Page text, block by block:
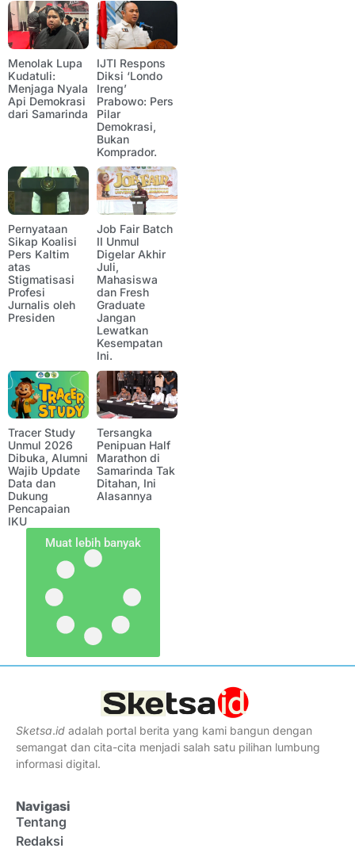
Menolak Lupa
Kudatuli:
Menjaga Nyala
Api Demokrasi
dari Samarinda
IJTI Respons
Diksi ‘Londo
Ireng’
Prabowo: Pers
Pilar
Demokrasi,
Bukan
Komprador.
Pernyataan
Sikap Koalisi
Pers Kaltim
atas
Stigmatisasi
Profesi
Jurnalis oleh
Presiden
Job Fair Batch
II Unmul
Digelar Akhir
Juli,
Mahasiswa
dan Fresh
Graduate
Jangan
Lewatkan
Kesempatan
Ini.
Tracer Study
Unmul 2026
Dibuka, Alumni
Wajib Update
Data dan
Dukung
Pencapaian
IKU
Tersangka
Penipuan Half
Marathon di
Samarinda Tak
Ditahan, Ini
Alasannya
Muat lebih banyak
Sketsa.id adalah portal berita yang kami bangun dengan
semangat dan cita-cita menjadi salah satu pilihan lumbung
informasi digital.
Navigasi
Tentang
Redaksi